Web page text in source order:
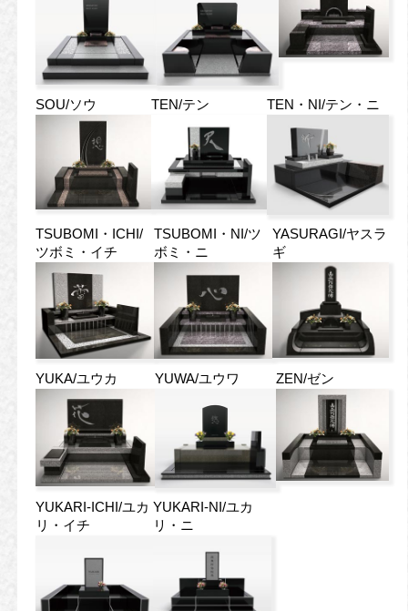
SOU/ソウ TEN/テン TEN・NI/テン・ニ
TSUBOMI・ICHI/
ツボミ・イチ
TSUBOMI・NI/ツ
ボミ・ニ
YASURAGI/ヤスラ
ギ
YUKA/ユウカ YUWA/ユウワ ZEN/ゼン
YUKARI-ICHI/ユカ
リ・イチ
YUKARI-NI/ユカ
リ・ニ